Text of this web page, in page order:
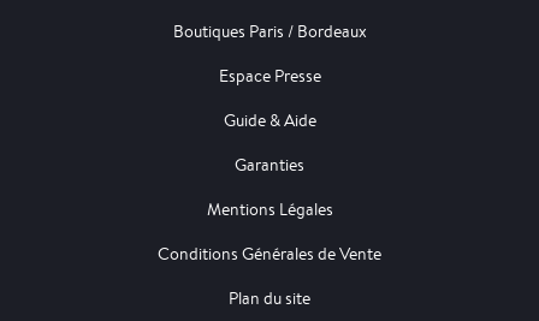
Boutiques Paris / Bordeaux
Espace Presse
Guide & Aide
Garanties
Mentions Légales
Conditions Générales de Vente
Plan du site